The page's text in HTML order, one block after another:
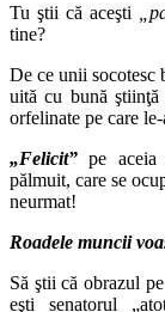
Tu ştii că aceşti
tine?
De ce unii
uită cu bună ştiinţă
orfelinate pe care
„Felicit” pe aceia
pălmuit, care se
neurmat!
Roadele muncii
Să ştii că obrazul
eşti senatorul